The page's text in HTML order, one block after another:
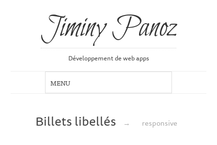
Jiminy Panoz
Développement de web apps
Billets libellés → responsive